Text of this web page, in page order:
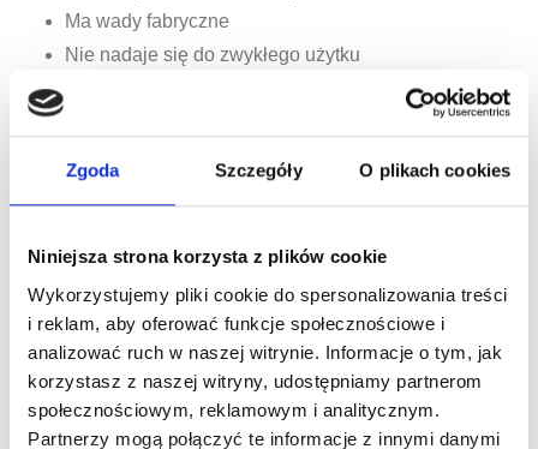
Zgoda Szczegóły O plikach cookies
Niniejsza strona korzysta z plików cookie
Wykorzystujemy pliki cookie do spersonalizowania treści
i reklam, aby oferować funkcje społecznościowe i
analizować ruch w naszej witrynie. Informacje o tym, jak
korzystasz z naszej witryny, udostępniamy partnerom
społecznościowym, reklamowym i analitycznym.
Partnerzy mogą połączyć te informacje z innymi danymi
Ma wady fabryczne
Nie nadaje się do zwykłego użytku
Jak złożyć reklamację?
Zgłoś reklamację mailowo na adres:
W zgłoszeniu podaj:
Imię i nazwisko
Numer zamówienia
Opis wady
Preferowany sposób rozwiązania (wymiana,
naprawa, zwrot)